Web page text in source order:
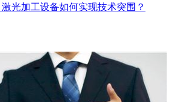
光加工设备如何实现技术突围？